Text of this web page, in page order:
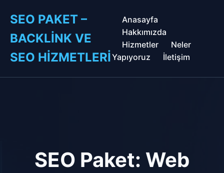
SEO PAKET –
BACKLINK VE
SEO HIZMETLERI
Anasayfa
Hakkımızda
Hizmetler
Neler
Yapıyoruz
İletişim
SEO Paket: Web